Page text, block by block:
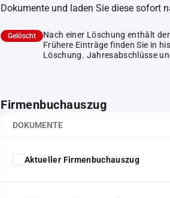
Dokumente und laden Sie diese sofort
Gelöscht
Nach einer Löschung enthält
Frühere Einträge finden Sie in
Löschung. Jahresabschlüsse
Firmenbuchauszug
DOKUMENTE
Aktueller Firmenbuchauszug